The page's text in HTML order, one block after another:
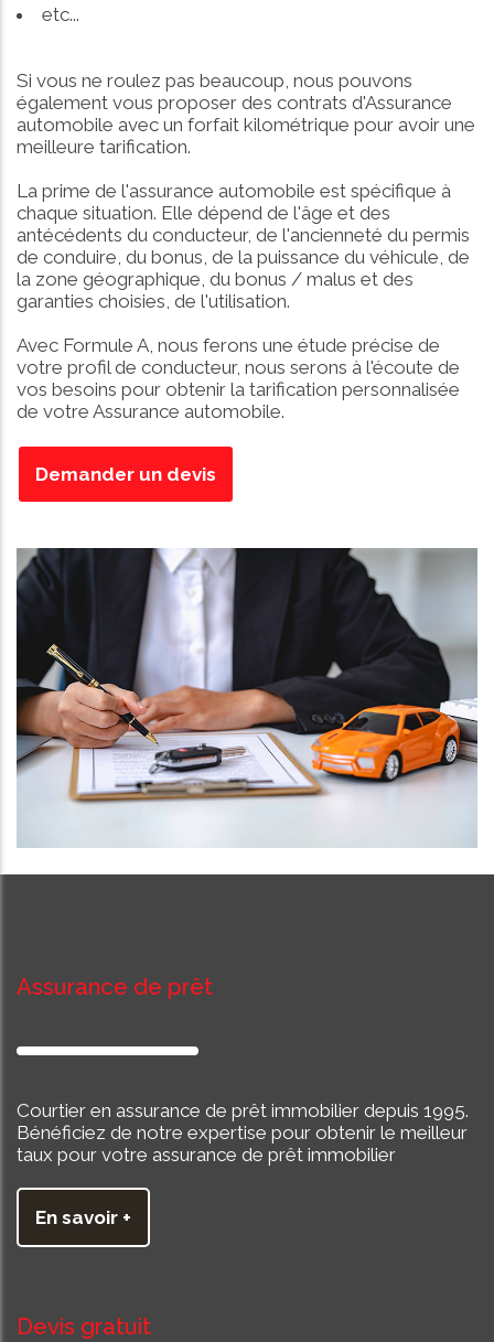
etc...
Si vous ne roulez pas beaucoup, nous pouvons
également vous proposer des contrats d'Assurance
automobile avec un forfait kilométrique pour avoir une
meilleure tarification.
La prime de l'assurance automobile est spécifique à
chaque situation. Elle dépend de l'âge et des
antécédents du conducteur, de l'ancienneté du permis
de conduire, du bonus, de la puissance du véhicule, de
la zone géographique, du bonus / malus et des
garanties choisies, de l'utilisation.
Avec Formule A, nous ferons une étude précise de
votre profil de conducteur, nous serons à l'écoute de
vos besoins pour obtenir la tarification personnalisée
de votre Assurance automobile.
Demander un devis
Assurance de prêt
Courtier en assurance de prêt immobilier depuis 1995.
Bénéficiez de notre expertise pour obtenir le meilleur
taux pour votre assurance de prêt immobilier
En savoir +
Devis gratuit